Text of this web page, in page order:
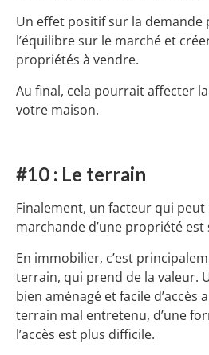
Un effet positif sur la demande
l’équilibre sur le marché et
propriétés à vendre.
Au final, cela pourrait affecter
votre maison.
#10 : Le terrain
Finalement, un facteur qui
marchande d’une propriété
En immobilier, c’est
terrain, qui prend de la valeur.
bien aménagé et facile d’accès
terrain mal entretenu, d’une
l’accès est plus difficile.